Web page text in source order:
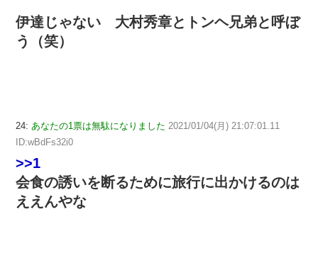
伊達じゃない 大村秀章とトンヘ兄弟と呼ぼ
う（笑）
24: あなたの1票は無駄になりました 2021/01/04(月) 21:07:01.11
ID:wBdFs32i0
>>1
会食の誘いを断るために旅行に出かけるのは
ええんやな